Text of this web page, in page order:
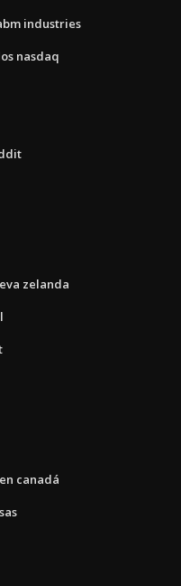
industries
nasdaq
zelanda
canadá